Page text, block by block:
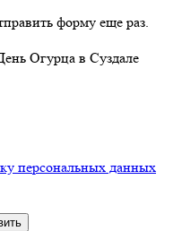
форму еще раз.
Огурца в Суздале
персональных данных